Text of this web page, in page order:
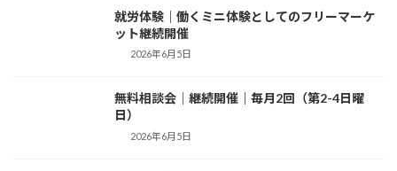
就労体験｜働くミニ体験としてのフリーマーケ
ット継続開催
2026年6月5日
無料相談会｜継続開催｜毎月2回（第2-4日曜
日）
2026年6月5日